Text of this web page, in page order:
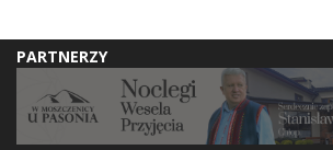
PARTNERZY